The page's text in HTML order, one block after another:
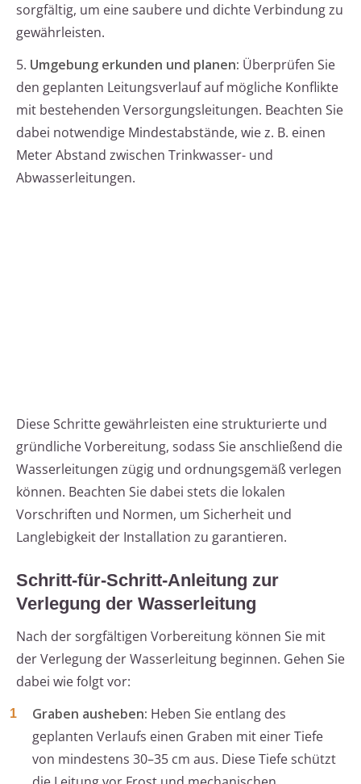
sorgfältig, um eine saubere und dichte Verbindung zu
gewährleisten.
5. Umgebung erkunden und planen: Überprüfen Sie
den geplanten Leitungsverlauf auf mögliche Konflikte
mit bestehenden Versorgungsleitungen. Beachten Sie
dabei notwendige Mindestabstände, wie z. B. einen
Meter Abstand zwischen Trinkwasser- und
Abwasserleitungen.
Diese Schritte gewährleisten eine strukturierte und
gründliche Vorbereitung, sodass Sie anschließend die
Wasserleitungen zügig und ordnungsgemäß verlegen
können. Beachten Sie dabei stets die lokalen
Vorschriften und Normen, um Sicherheit und
Langlebigkeit der Installation zu garantieren.
Schritt-für-Schritt-Anleitung zur
Verlegung der Wasserleitung
Nach der sorgfältigen Vorbereitung können Sie mit
der Verlegung der Wasserleitung beginnen. Gehen Sie
dabei wie folgt vor:
Graben ausheben: Heben Sie entlang des
geplanten Verlaufs einen Graben mit einer Tiefe
von mindestens 30–35 cm aus. Diese Tiefe schützt